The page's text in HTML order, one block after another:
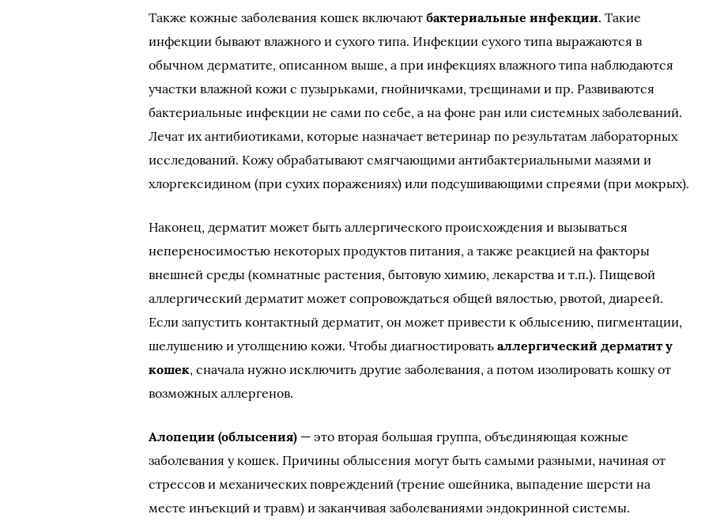
Также кожные заболевания кошек включаютбактериальные инфекции. Такие
инфекции бывают влажного и сухого типа. Инфекции сухого типа выражаются в
обычном дерматите, описанном выше, а при инфекциях влажного типа наблюдаются
участки влажной кожи с пузырьками, гнойничками, трещинами и пр. Развиваются
бактериальные инфекции не сами по себе, а на фоне ран или системных заболеваний.
Лечат их антибиотиками, которые назначает ветеринар по результатам лабораторных
исследований. Кожу обрабатывают смягчающими антибактериальными мазями и
хлоргексидином (при сухих поражениях) или подсушивающими спреями (при мокрых).
Наконец, дерматит может быть аллергического происхождения и вызываться
непереносимостью некоторых продуктов питания, а также реакцией на факторы
внешней среды (комнатные растения, бытовую химию, лекарства и т.п.). Пищевой
аллергический дерматит может сопровождаться общей вялостью, рвотой, диареей.
Если запустить контактный дерматит, он может привести к облысению, пигментации,
шелушению и утолщению кожи. Чтобы диагностироватьаллергический дерматит у
кошек, сначала нужно исключить другие заболевания, а потом изолировать кошку от
возможных аллергенов.
Алопеции (облысения) — это вторая большая группа, объединяющая кожные
заболевания у кошек. Причины облысения могут быть самыми разными, начиная от
стрессов и механических повреждений (трение ошейника, выпадение шерсти на
месте инъекций и травм) и заканчивая заболеваниями эндокринной системы.